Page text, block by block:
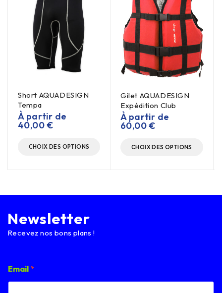
Short AQUADESIGN
Tempa
À partir de
40,00€
CHOIX DES OPTIONS
Gilet AQUADESIGN
Expédition Club
À partir de
60,00€
CHOIX DES OPTIONS
Newsletter
Recevez nos bons plans !
E
m
Email *